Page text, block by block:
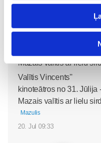
Valītis Vincents"
kinoteātros no 31. Jūlija
Mazais valītis ar lielu
Mazulis
20. Jul 09:33